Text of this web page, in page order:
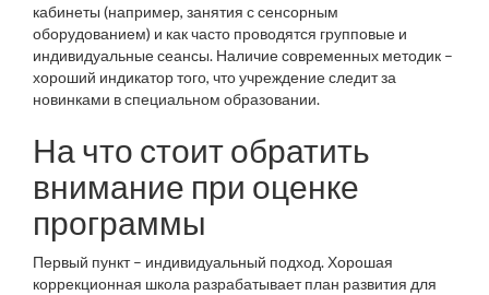
кабинеты (например, занятия с сенсорным
оборудованием) и как часто проводятся групповые и
индивидуальные сеансы. Наличие современных методик –
хороший индикатор того, что учреждение следит за
новинками в специальном образовании.
На что стоит обратить
внимание при оценке
программы
Первый пункт – индивидуальный подход. Хорошая
коррекционная школа разрабатывает план развития для